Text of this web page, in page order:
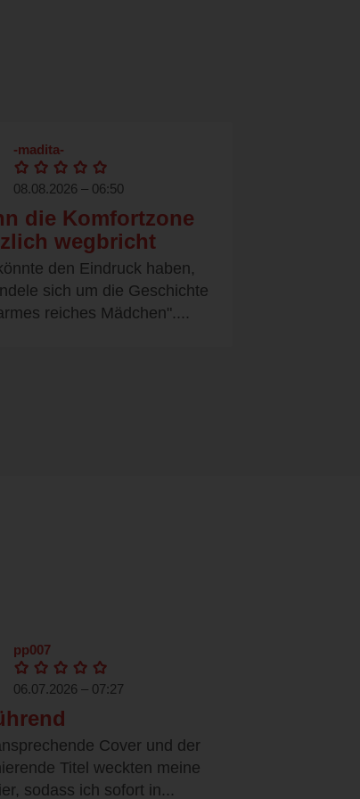
-madita-
08.08.2026 – 06:50
die Komfortzone
wegbricht
den Eindruck haben,
sich um die Geschichte
reiches Mädchen"....
pp007
06.07.2026 – 07:27
Cover und der
Titel weckten meine
sodass ich sofort in...